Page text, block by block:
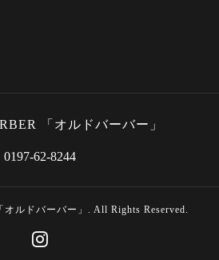
「オルドバーバー」
0197-62-8244
ルドバーバー」 . All Rights Reserved.